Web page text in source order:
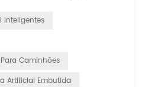
frota. Vamos explorar como
a diferença em várias
Inteligentes
Caminhões
Artificial Embutida